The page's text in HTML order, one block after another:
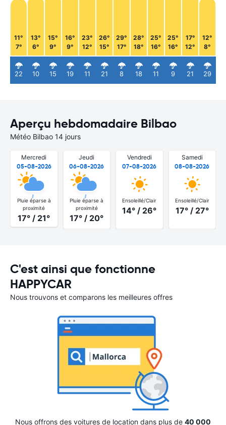
11°
7°
22
13°
6°
10
15°
9°
15
16°
9°
19
23°
12°
11
26°
15°
21
29°
17°
8
28°
18°
18
25°
16°
11
25°
16°
9
17°
12°
21
12°
8°
29
Aperçu hebdomadaire Bilbao
Météo Bilbao 14 jours
Mercredi
05-08-2026
Pluie éparse à
proximité
17° / 21°
Jeudi
06-08-2026
Pluie éparse à
proximité
17° / 20°
Vendredi
07-08-2026
Ensoleillé/Clair
14° / 26°
Samedi
08-08-2026
Ensoleillé/Clair
17° / 27°
C'est ainsi que fonctionne
HAPPYCAR
Nous trouvons et comparons les meilleures offres
Nous offrons des voitures de location dans plus de 40 000